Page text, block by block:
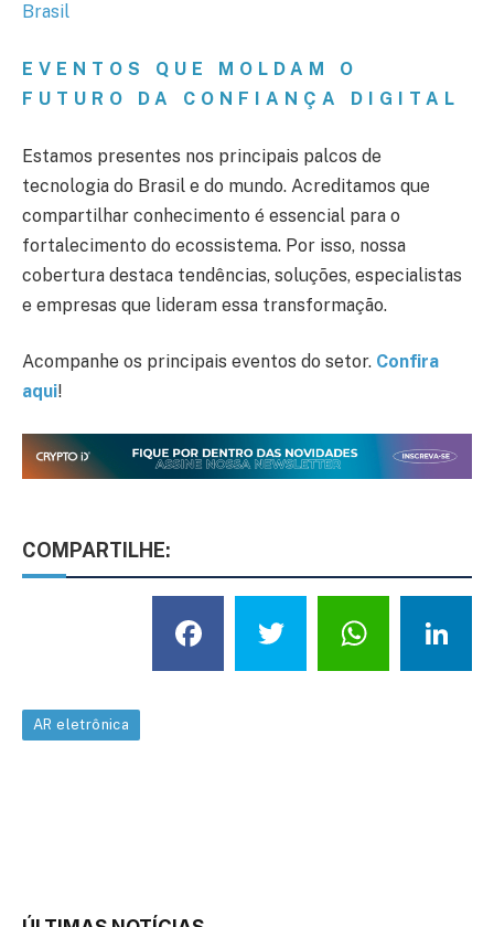
Brasil
EVENTOS QUE MOLDAM O
FUTURO DA CONFIANÇA DIGITAL
Estamos presentes nos principais palcos de
tecnologia do Brasil e do mundo. Acreditamos que
compartilhar conhecimento é essencial para o
fortalecimento do ecossistema. Por isso, nossa
cobertura destaca tendências, soluções, especialistas
e empresas que lideram essa transformação.
Acompanhe os principais eventos do setor. Confira
aqui!
COMPARTILHE:
Facebook
Twitter
AR eletrônica